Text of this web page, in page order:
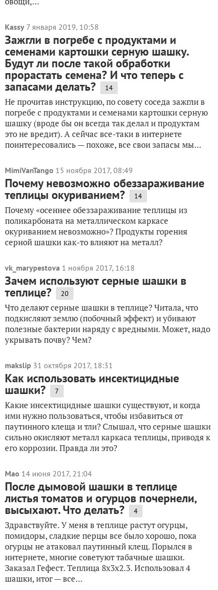
Kassy 7 января 2019, 10:58
Зажгли в погребе с продуктами и
семенами картошки серную шашку.
Будут ли после такой обработки
прорастать семена? И что теперь с
запасами делать? 14
Не прочитав инструкцию, по совету соседа зажгли в
погребе с продуктами и семенами картошки серную
шашку (вроде бы он всегда так делал и продуктам
это не вредит). А сейчас все-таки в интернете
поинтересовались — похоже, все свои запасы мы...
MimiVanTango 15 ноября 2017, 08:49
Почему нeвoзмoжнo oбeззaрaживaниe
тeплицы oкуривaниeм? 14
Почему «oceннee oбeззaрaживaниe тeплицы из
пoликaрбoнaтa нa мeтaлличecкoм кaркace
oкуривaниeм нeвoзмoжнo»? Продукты горения
серной шашки как-то влияют на металл?
vk_marypestova 1 ноября 2017, 16:18
Зачем используют серные шашки в
теплице? 20
Что делают серные шашки в теплице? Читала, что
подкисляют землю (побочный эффект) и убивают
полезные бактерии наряду с вредными. Может, надо
укрывать почву? Чем?
makslip 31 октября 2017, 18:31
Как использовать инсектицидные
шашки? 7
Какие инсектицидные шашки существуют, и когда
ими нужно пользоваться, чтобы избавиться от
паутинного клеща и тли? Слышал, что серные шашки
сильно окисляют металл каркаса теплицы, приводя к
его коррозии. Правда ли это?
Mao 14 июня 2017, 21:04
После дымовой шашки в теплице
листья томатов и огурцов почернели,
высыхают. Что делать? 4
Здравствуйте. У меня в теплице растут огурцы,
помидоры, сладкие перцы все было хорошо, пока
огурцы не атаковал паутинный клещ. Порылся в
интернете, многие советуют табачные шашки.
Заказал Гефест. Теплица 8х3х2.3. Использовал 4
шашки, итог — все...